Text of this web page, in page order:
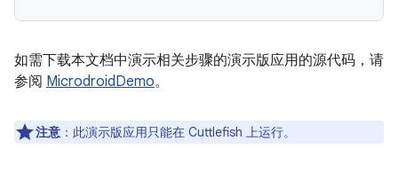
如需下载本文档中演示相关步骤的演示版应用的源代码，请
参阅 MicrodroidDemo。
注意 ：此演示版应用只能在 Cuttlefish 上运行。